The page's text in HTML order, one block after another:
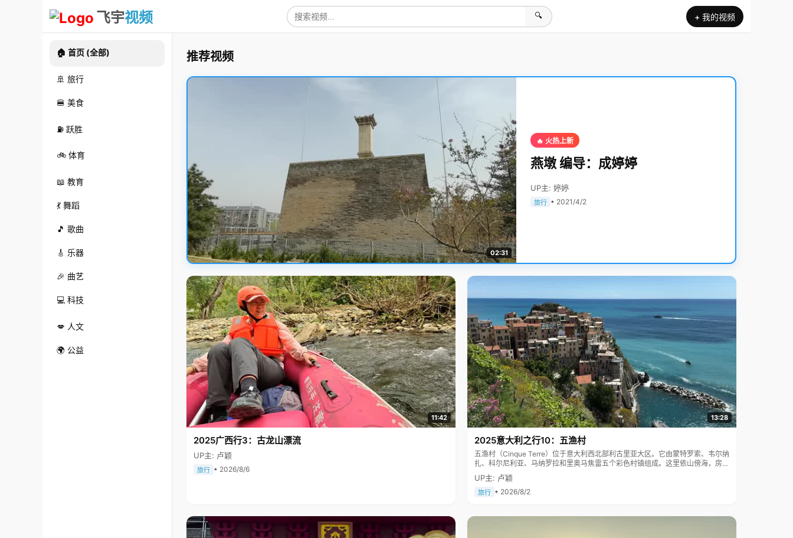
飞宇视频 🔍 + 我的视频
🏠 首页 (全部)
🚢 旅行
🍔 美食
⛽ 跃胜
🚲 体育
📖 教育
💃 舞蹈
🎵 歌曲
🎸 乐器
🎉 曲艺
💻 科技
💋 人文
🌍 公益
推荐视频
02:31
🔥 火热上新
燕墩 编导：成婷婷
UP主: 婷婷
旅行 • 2021/4/2
11:42
2025广西行3：古龙山漂流
UP主: 卢颖
旅行 • 2026/8/6
13:28
2025意大利之行10：五渔村
五渔村（Cinque Terre）位于意大利西北部利古里亚大区。它由蒙特罗索、韦尔纳
扎、科尔尼利亚、马纳罗拉和里奥马焦雷五个彩色村镇组成。这里依山傍海，房屋
色彩斑斓，1997年被列为世界文化遗产。
UP主: 卢颖
旅行 • 2026/8/2